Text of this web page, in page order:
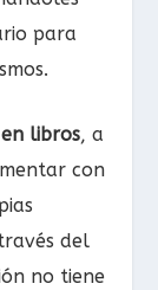
para
libros, a
con
del
no tiene